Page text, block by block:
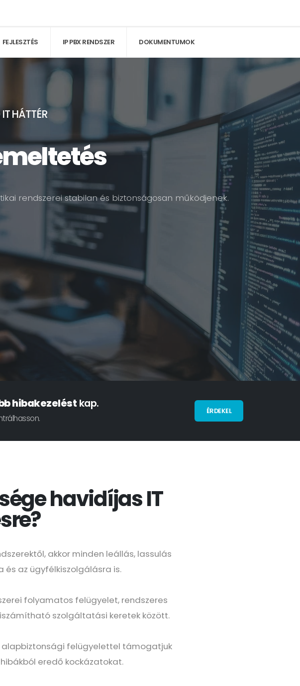
FEJLESZTÉS IP PBX RENDSZER DOKUMENTUMOK
HÁTTÉR
rendszerei stabilan és biztonságosan működjenek.
hibakezelést kap.
ÉRDEKEL
havidíjas IT
akkor minden leállás, lassulás
és az ügyfélkiszolgálásra is.
folyamatos felügyelet, rendszeres
szolgáltatási keretek között.
alapbiztonsági felügyelettel támogatjuk
eredő kockázatokat.